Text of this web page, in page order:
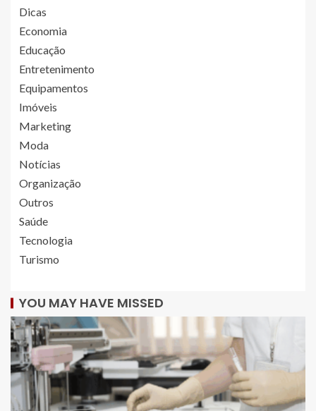
Dicas
Economia
Educação
Entretenimento
Equipamentos
Imóveis
Marketing
Moda
Notícias
Organização
Outros
Saúde
Tecnologia
Turismo
YOU MAY HAVE MISSED